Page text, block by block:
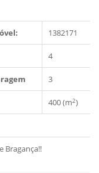
1382171
4
3
400 (m2)
Bragança!!